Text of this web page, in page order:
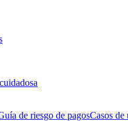
de riesgo de pagosCasos de